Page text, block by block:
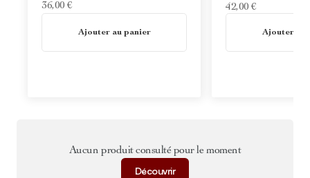
36,00 €
Ajouter au panier
42,00 €
Ajouter au
Aucun produit consulté pour le moment
Découvrir